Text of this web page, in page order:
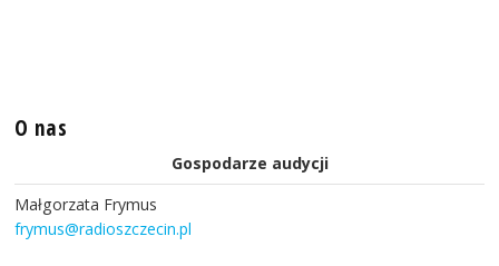
O nas
Gospodarze audycji
Małgorzata Frymus
frymus@radioszczecin.pl